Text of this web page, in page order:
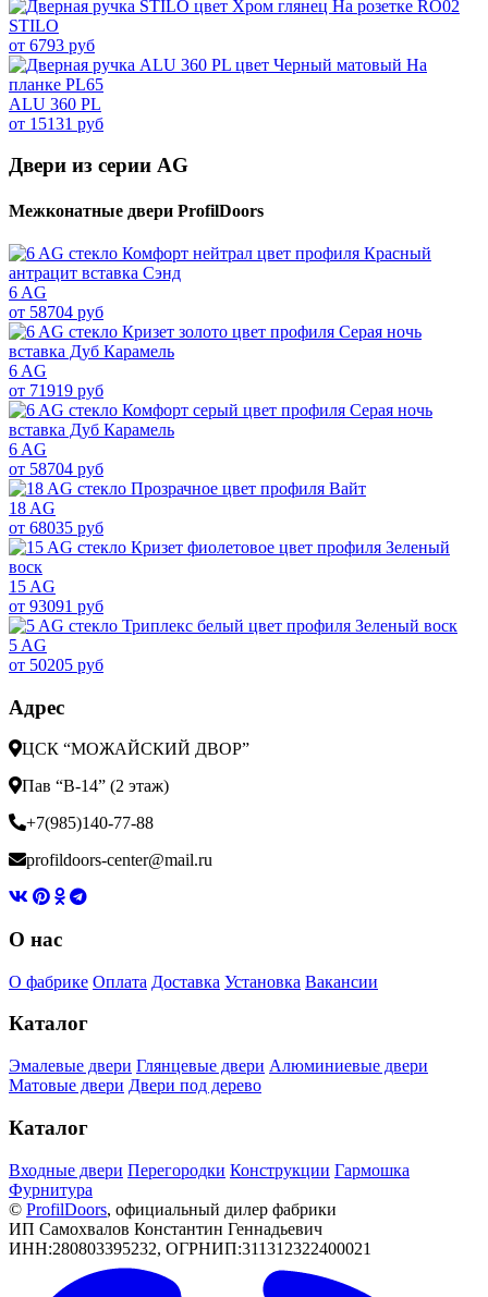
STILO
от 6793 руб
ALU 360 PL
от 15131 руб
Двери из серии AG
Межконатные двери ProfilDoors
6 AG
от 58704 руб
6 AG
от 71919 руб
6 AG
от 58704 руб
18 AG
от 68035 руб
15 AG
от 93091 руб
5 AG
от 50205 руб
Адрес
ЦСК “МОЖАЙСКИЙ ДВОР”
Пав “В-14” (2 этаж)
+7(985)140-77-88
profildoors-center@mail.ru
О нас
О фабрике Оплата Доставка Установка Вакансии
Каталог
Эмалевые двери Глянцевые двери Алюминиевые двери
Матовые двери Двери под дерево
Каталог
Входные двери Перегородки Конструкции Гармошка
Фурнитура
© РrofilDoors, официальный дилер фабрики
ИП Самохвалов Константин Геннадьевич
ИНН:280803395232, ОГРНИП:311312322400021